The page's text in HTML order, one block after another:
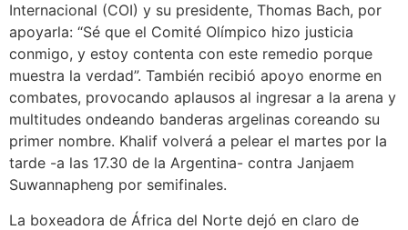
Internacional (COI) y su presidente, Thomas Bach, por
apoyarla: “Sé que el Comité Olímpico hizo justicia
conmigo, y estoy contenta con este remedio porque
muestra la verdad”. También recibió apoyo enorme en
combates, provocando aplausos al ingresar a la arena y
multitudes ondeando banderas argelinas coreando su
primer nombre. Khalif volverá a pelear el martes por la
tarde -a las 17.30 de la Argentina- contra Janjaem
Suwannapheng por semifinales.
La boxeadora de África del Norte dejó en claro de